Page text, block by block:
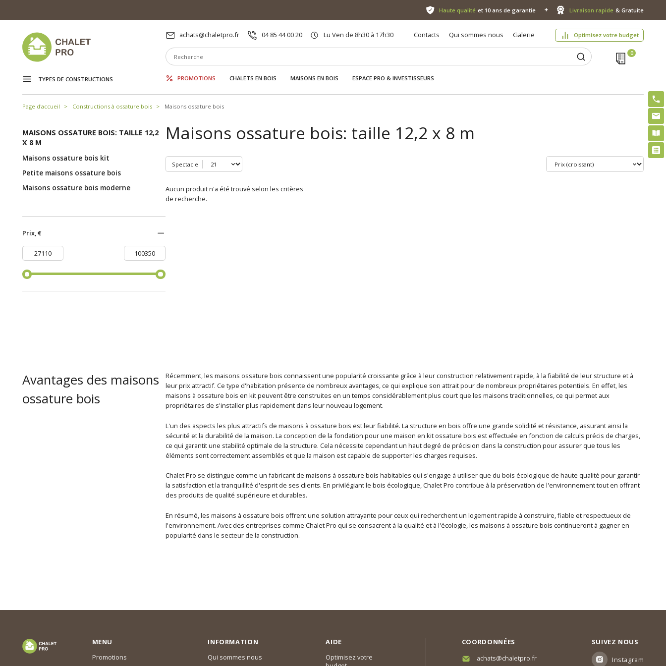
Haute qualité et 10 ans de garantie Livraison rapide & Gratuite
achats@chaletpro.fr 04 85 44 00 20 Lu Ven de 8h30 à 17h30 Contacts Qui sommes nous Galerie Optimisez votre budget
TYPES DE CONSTRUCTIONS PROMOTIONS CHALETS EN BOIS MAISONS EN BOIS ESPACE PRO & INVESTISSEURS
Page d'accueil Constructions à ossature bois Maisons ossature bois
MAISONS OSSATURE BOIS: TAILLE 12,2
X 8 M
Maisons ossature bois kit
Petite maisons ossature bois
Maisons ossature bois moderne
Prix, €
Maisons ossature bois: taille 12,2 x 8 m
Spectacle
Aucun produit n'a été trouvé selon les critères
de recherche.
Avantages des maisons
ossature bois
Récemment, les maisons ossature bois connaissent une popularité croissante grâce à leur construction relativement rapide, à la fiabilité de leur structure et à
leur prix attractif. Ce type d'habitation présente de nombreux avantages, ce qui explique son attrait pour de nombreux propriétaires potentiels. En effet, les
maisons à ossature bois en kit peuvent être construites en un temps considérablement plus court que les maisons traditionnelles, ce qui permet aux
propriétaires de s'installer plus rapidement dans leur nouveau logement.
L'un des aspects les plus attractifs de maisons à ossature bois est leur fiabilité. La structure en bois offre une grande solidité et résistance, assurant ainsi la
sécurité et la durabilité de la maison. La conception de la fondation pour une maison en kit ossature bois est effectuée en fonction de calculs précis de charges,
ce qui garantit une stabilité optimale de la structure. Cela nécessite cependant un haut degré de précision dans la construction pour assurer que tous les
éléments sont correctement assemblés et que la maison est capable de supporter les charges requises.
Chalet Pro se distingue comme un fabricant de maisons à ossature bois habitables qui s'engage à utiliser que du bois écologique de haute qualité pour garantir
la satisfaction et la tranquillité d'esprit de ses clients. En privilégiant le bois écologique, Chalet Pro contribue à la préservation de l'environnement tout en offrant
des produits de qualité supérieure et durables.
En résumé, les maisons à ossature bois offrent une solution attrayante pour ceux qui recherchent un logement rapide à construire, fiable et respectueux de
l'environnement. Avec des entreprises comme Chalet Pro qui se consacrent à la qualité et à l'écologie, les maisons à ossature bois continueront à gagner en
popularité dans le secteur de la construction.
MENU
Promotions
INFORMATION
Qui sommes nous
AIDE
Optimisez votre
COORDONNÉES
achats@chaletpro.fr
SUIVEZ NOUS
Instagram